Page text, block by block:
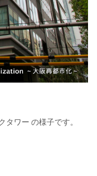
ワー の様子です。